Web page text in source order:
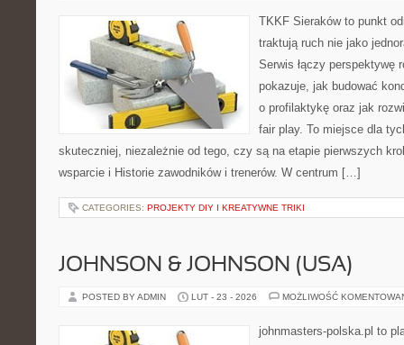
TKKF Sieraków to punkt
traktują ruch nie jako
Serwis łączy perspektywę
pokazuje, jak budować
o profilaktykę oraz jak
fair play. To miejsce dla
skuteczniej, niezależnie od tego, czy są na etapie pierwszych
wsparcie i Historie zawodników i trenerów. W centrum […]
CATEGORIES: PROJEKTY DIY I KREATYWNE TRIKI
JOHNSON & JOHNSON (USA)
POSTED BY ADMIN LUT - 23 - 2026 MOŻLIWOŚĆ
johnmasters-polska.pl to